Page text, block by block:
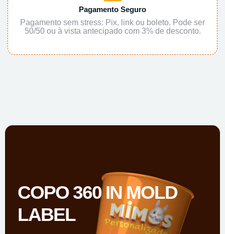
Pagamento Seguro
Pagamento sem stress: Pix, link ou boleto. Pode ser
50/50 ou à vista antecipado com 3% de desconto.
COPO 360 IN MOLD
LABEL